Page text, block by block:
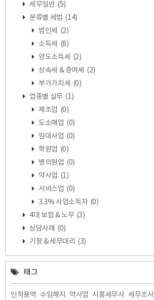
세무일반 (5)
분류별 세법 (14)
법인세
(2)
소득세
(8)
양도소득세
(2)
상속세 & 증여세
(2)
부가가치세
(0)
업종별 실무 (1)
제조업 (0)
도소매업 (0)
임대사업 (0)
학원업 (0)
병의원업 (0)
약사업 (1)
서비스업 (0)
3.3% 사업소득자 (0)
4대 보험 & 노무 (3)
상담사례 (0)
기장 & 세무대리 (3)
태그
인적용역 수임해지 약사업 시흥세무사 세무조사